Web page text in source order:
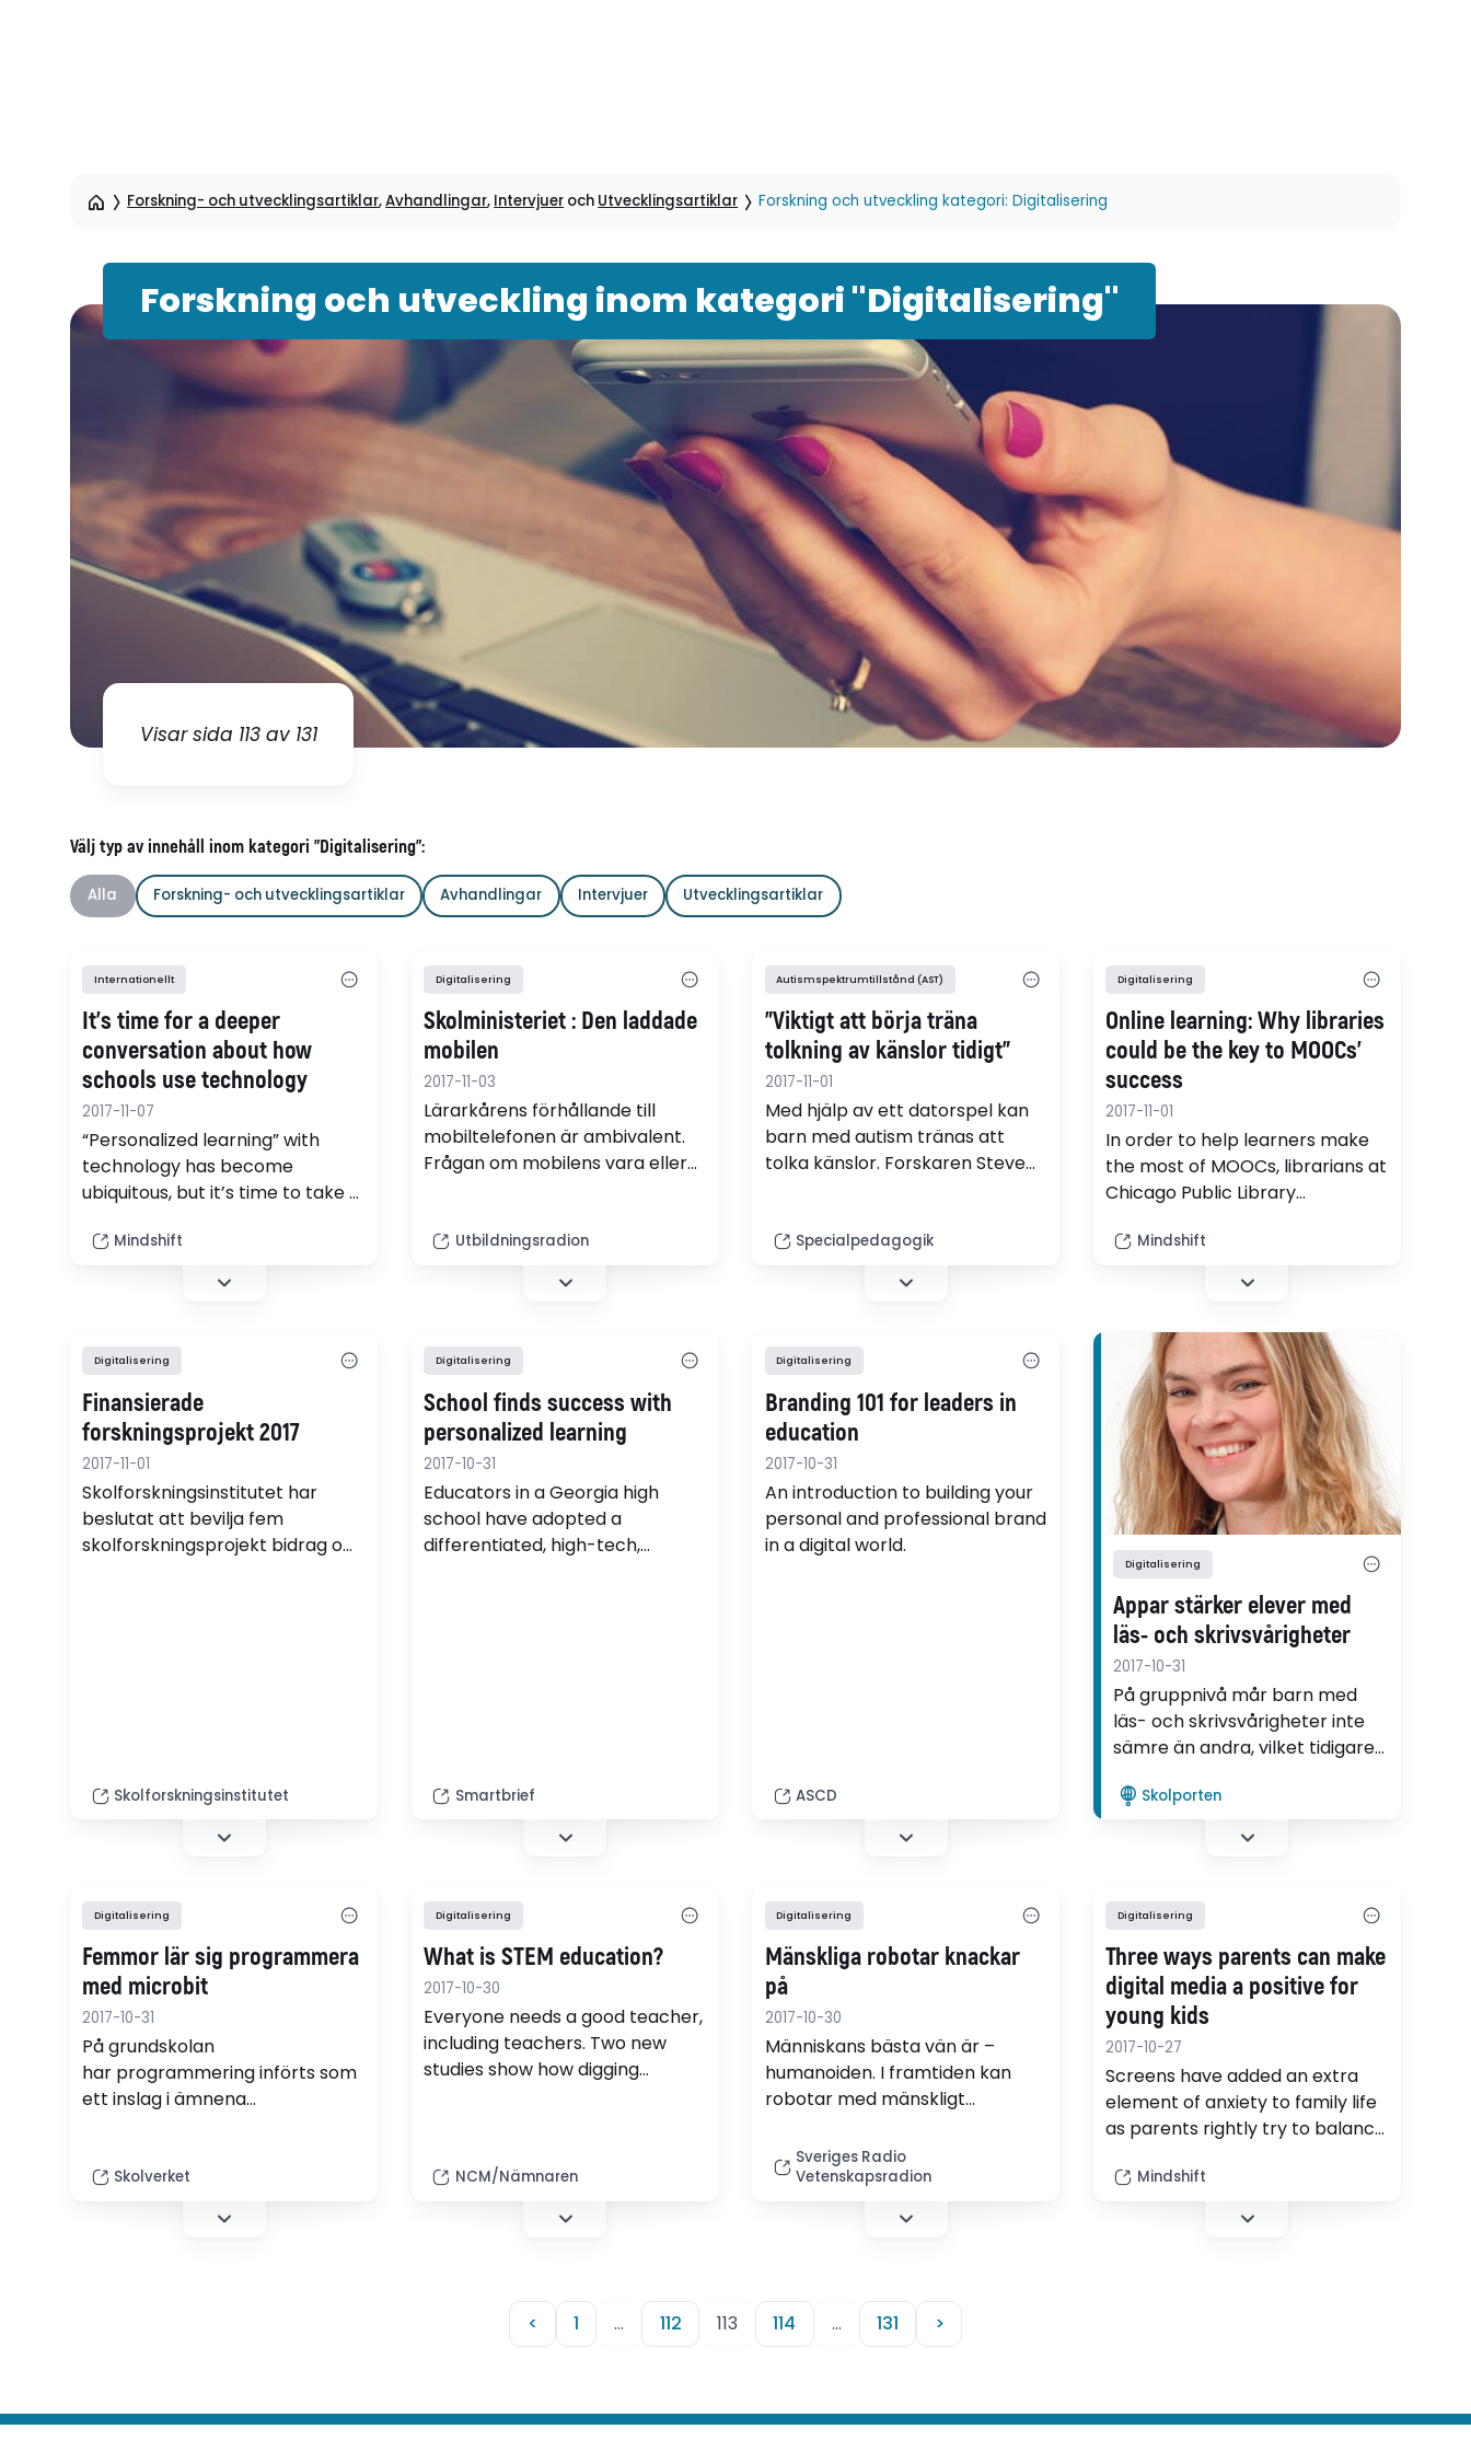
Forskning- och utvecklingsartiklar,Avhandlingar, Intervjuer och Utvecklingsartiklar Forskning och utveckling kategori: Digitalisering
Forskning och utveckling inom kategori "Digitalisering"
Visar sida 113 av 131
Välj typ av innehåll inom kategori "Digitalisering":
Alla Forskning- och utvecklingsartiklar Avhandlingar Intervjuer Utvecklingsartiklar
Internationellt
It’s time for a deeper
conversation about how
schools use technology
2017-11-07
“Personalized learning” with
technology has become
ubiquitous, but it’s time to take a
money has bought anything
very different.
Mindshift
Digitalisering
Skolministeriet : Den laddade
mobilen
2017-11-03
Lärarkårens förhållande till
mobiltelefonen är ambivalent.
Frågan om mobilens vara eller
sedan tekniken kom på 1990-
Utbildningsradion
Autismspektrumtillstånd (AST)
”Viktigt att börja träna
tolkning av känslor tidigt”
2017-11-01
Med hjälp av ett datorspel kan
barn med autism tränas att
tolka känslor. Forskaren Steve
Specialpedagogik
Digitalisering
Online learning: Why libraries
could be the key to MOOCs’
success
2017-11-01
In order to help learners make
the most of MOOCs, librarians at
Chicago Public Library
University to make online
learning social in person.
Mindshift
Digitalisering
Finansierade
forskningsprojekt 2017
2017-11-01
Skolforskningsinstitutet har
beslutat att bevilja fem
skolforskningsprojekt bidrag om
Skolforskningsinstitutet
Digitalisering
School finds success with
personalized learning
2017-10-31
Educators in a Georgia high
school have adopted a
differentiated, high-tech,
Smartbrief
Digitalisering
Branding 101 for leaders in
education
2017-10-31
An introduction to building your
personal and professional brand
in a digital world.
ASCD
Digitalisering
Appar stärker elever med
läs- och skrivsvårigheter
2017-10-31
På gruppnivå mår barn med
läs- och skrivsvårigheter inte
sämre än andra, vilket tidigare
att skolan blivit bättre på att
hjälpa de här eleverna, vilket
Lindeblad.
Skolporten
Digitalisering
Femmor lär sig programmera
med microbit
2017-10-31
På grundskolan
har programmering införts som
ett inslag i ämnena
som går ett nationellt program
ska kunna läsa programmering.
Sollentuna är ett exempel på
Skolverket
Digitalisering
What is STEM education?
2017-10-30
Everyone needs a good teacher,
including teachers. Two new
studies show how digging
classrooms can enhance
teaching science, technology,
engineering, and math.
NCM/Nämnaren
Digitalisering
Mänskliga robotar knackar
på
2017-10-30
Människans bästa vän är –
humanoiden. I framtiden kan
robotar med mänskligt
allt mer hjälpa oss människor.
Och nu forskas det mycket på
hur dessa robotar kan utvecklas.
Sveriges Radio
Vetenskapsradion
Digitalisering
Three ways parents can make
digital media a positive for
young kids
2017-10-27
Screens have added an extra
element of anxiety to family life
as parents rightly try to balance
But could fear of screen time be
holding us back from seeing the
Mindshift
< 1 … 112 113 114 … 131 >